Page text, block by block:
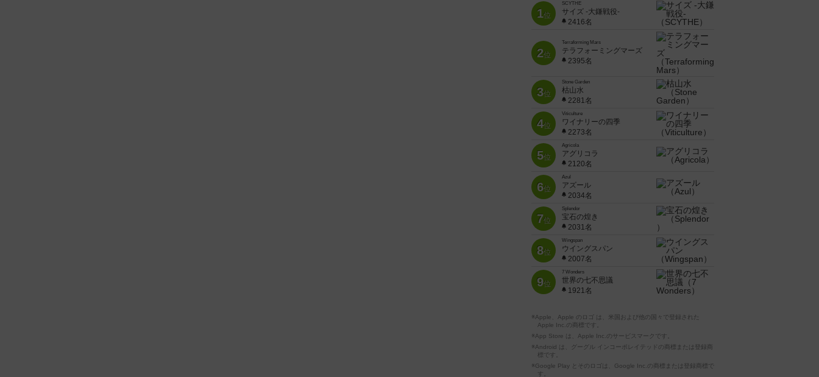
1位
SCYTHE
サイズ -大鎌戦役-
2416名
2位
Terraforming Mars
テラフォーミングマーズ
2395名
3位
Stone Garden
枯山水
2281名
4位
Viticulture
ワイナリーの四季
2273名
5位
Agricola
アグリコラ
2120名
6位
Azul
アズール
2034名
7位
Splendor
宝石の煌き
2031名
8位
Wingspan
ウイングスパン
2007名
9位
7 Wonders
世界の七不思議
1921名
※Apple、Apple のロゴ は、米国および他の国々で登録された
Apple Inc.の商標です。
※App Store は、Apple Inc.のサービスマークです。
※Android は、グーグル インコーポレイテッドの商標または登録商
標です。
※Google Play とそのロゴは、Google Inc.の商標または登録商標で
す。